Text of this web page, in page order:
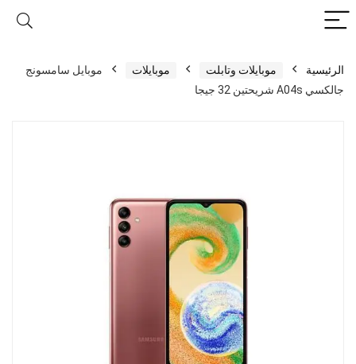
الرئيسية موبايلات وتابلت موبايلات
موبايل سامسونج
جالكسي A04s شريحتين 32 جيجا